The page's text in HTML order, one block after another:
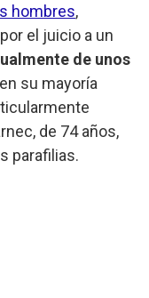
hombres,
el juicio a un
de unos
su mayoría
de 74 años,
parafilias.